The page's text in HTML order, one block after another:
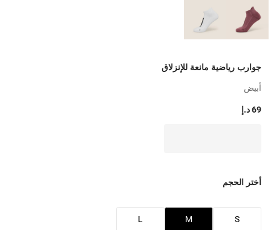
جوارب رياضية مانعة للإنزلاق
أبيض
69 د.إ
أختر الحجم
S
M
L